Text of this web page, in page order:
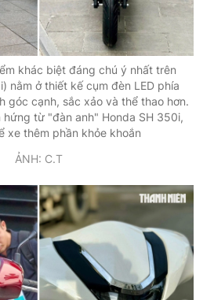
GP - BTTTT cấp ngày 24.3.2020
về Báo Thanh Niên. Cấm sao
không có sự chấp thuận bằng văn
JSC.
khác biệt đáng chú ý nhất trên
nằm ở thiết kế cụm đèn LED phía
góc cạnh, sắc xảo và thể thao hơn.
từ "đàn anh" Honda SH 350i,
xe thêm phần khỏe khoắn
ẢNH: C.T